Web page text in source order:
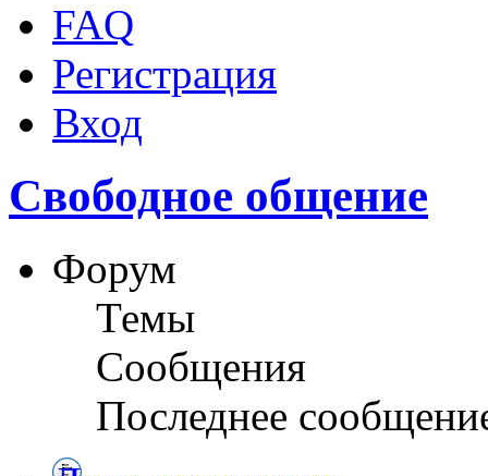
FAQ
Регистрация
Вход
Свободное общение
Форум
Темы
Сообщения
Последнее